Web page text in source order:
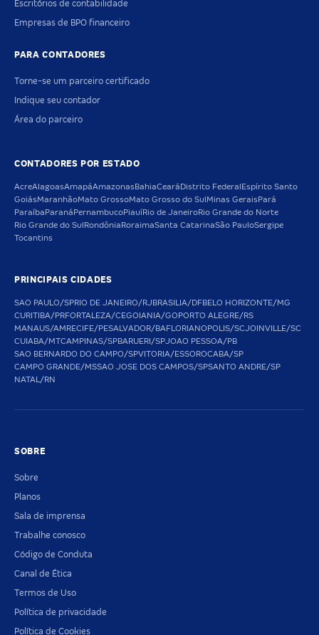
Escritórios de contabilidade
Empresas de BPO financeiro
PARA CONTADORES
Torne-se um parceiro certificado
Indique seu contador
Área do parceiro
CONTADORES POR ESTADO
AcreAlagoasAmapáAmazonas BahiaCeará Distrito Federal Espírito Santo
GoiásMaranhãoMato GrossoMato Grosso do Sul Minas Gerais Pará
Paraíba Paraná PernambucoPiauíRio de JaneiroRio Grande do Norte
Rio Grande do Sul Rondônia RoraimaSanta CatarinaSão PauloSergipe
Tocantins
PRINCIPAIS CIDADES
SAO PAULO/SPRIO DE JANEIRO/RJBRASILIA/DFBELO HORIZONTE/MG
CURITIBA/PRFORTALEZA/CEGOIANIA/GOPORTO ALEGRE/RS
MANAUS/AMRECIFE/PESALVADOR/BAFLORIANOPOLIS/SCJOINVILLE/SC
CUIABA/MTCAMPINAS/SPBARUERI/SPJOAO PESSOA/PB
SAO BERNARDO DO CAMPO/SPVITORIA/ESSOROCABA/SP
CAMPO GRANDE/MSSAO JOSE DOS CAMPOS/SPSANTO ANDRE/SP
NATAL/RN
SOBRE
Sobre
Planos
Sala de imprensa
Trabalhe conosco
Código de Conduta
Canal de Ética
Termos de Uso
Política de privacidade
Política de Cookies